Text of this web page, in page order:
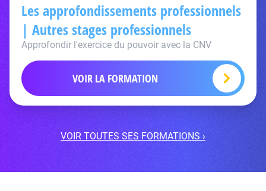
Les approfondissements professionnels
| Autres stages professionnels
Approfondir l'exercice du pouvoir avec la CNV
VOIR LA FORMATION
VOIR TOUTES SES FORMATIONS ›